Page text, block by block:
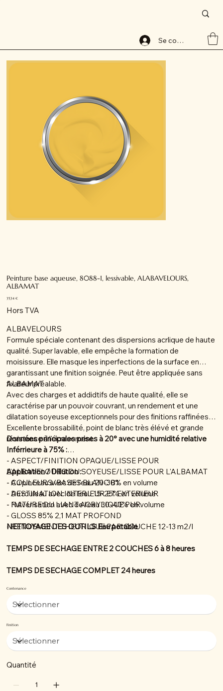
Se connecter
Peinture base aqueuse, 8088-1, lessivable, ALABAVELOURS, ALBAMAT
Peinture base aqueuse, 8088-1, lessivable, ALABAVELOURS,
ALBAMAT
Prix
35,34 €
Hors TVA
ALBAVELOURS
Formule spéciale contenant des dispersions acrlique de haute
qualité. Super lavable, elle empêche la formation de
moisissure. Elle masque les inperfections de la surface en
garantissant une finition soignée. Peut être appliquée sans
fixateur préalable.
ALBAMAT
Avec des charges et addidtifs de haute qualité, elle se
caractérise par un pouvoir couvrant, un rendement et une
dilatation soyeuse exceptionnels pour des finitions raffinées.
Excellente brossabilité, point de blanc très élévé et grande
résistance à l'écrasement.
Données principales prises à 20° avec une humidité relative
Inférrieure à 75% :
- ASPECT/FINITION OPAQUE/LISSE POUR
L'ALBAVELOURS OU SOYEUSE/LISSE POUR L'ALBAMAT
- COULEURS/BASES BLANC B1
- DESTINATION INTERIEUR ET EXTERIEUR
- NATURE DU LIANT ACRYLIQUE PUR
- GLOSS 85% 2,1 MAT PROFOND
- RENDEMENT THEORIQUE PAR COUCHE 12-13 m2/l
Application / Dillution :
- Au pinceau avec de l'eau 20-30% en volume
- Au rouleau avec de l'eau 15-25% en volume
- Pulvérisation avec de l'eau 30-40% en volume
NETTOYAGE DES OUTILS Eau potable
TEMPS DE SECHAGE ENTRE 2 COUCHES 6 à 8 heures
TEMPS DE SECHAGE COMPLET 24 heures
Contenance
Finition
Quantité